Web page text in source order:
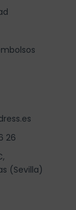
26
(Sevilla)